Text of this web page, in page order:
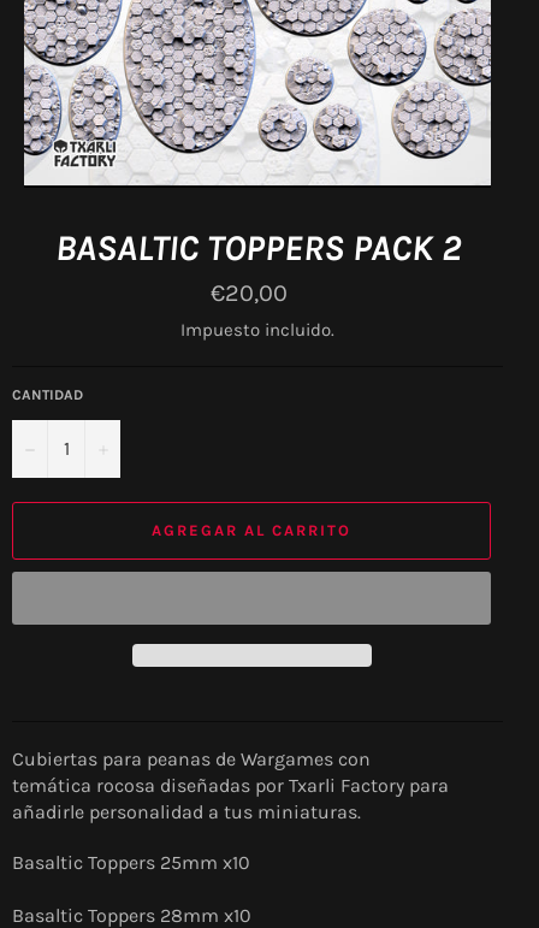
BASALTIC TOPPERS PACK 2
Precio
habitual
€20,00
Impuesto incluido.
CANTIDAD
AGREGAR AL CARRITO
Cubiertas para peanas de Wargames con
temática rocosa diseñadas por Txarli Factory para
añadirle personalidad a tus miniaturas.
Basaltic Toppers 25mm x10
Basaltic Toppers 28mm x10